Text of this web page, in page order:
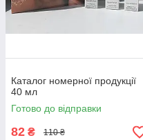
Каталог номерної продукції
40 мл
Готово до відправки
82 ₴ 110 ₴